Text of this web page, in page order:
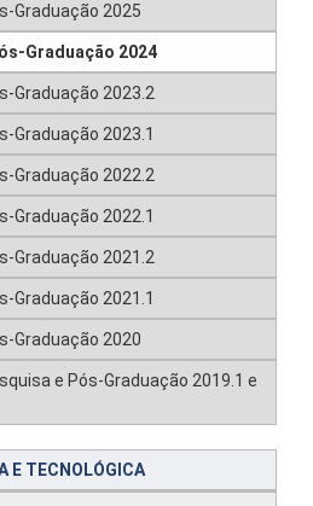
Graduação 2025
Graduação 2024
Graduação 2023.2
Graduação 2023.1
Graduação 2022.2
Graduação 2022.1
Graduação 2021.2
Graduação 2021.1
Graduação 2020
e Pós-Graduação 2019.1 e
E TECNOLÓGICA